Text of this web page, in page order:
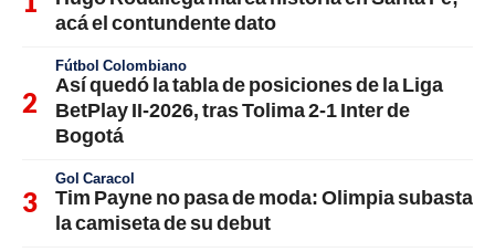
acá el contundente dato
Fútbol Colombiano
Así quedó la tabla de posiciones de la Liga
BetPlay II-2026, tras Tolima 2-1 Inter de
Bogotá
Gol Caracol
Tim Payne no pasa de moda: Olimpia subasta
la camiseta de su debut